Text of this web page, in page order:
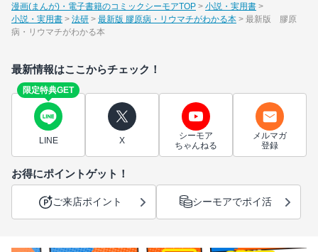
漫画(まんが)・電子書籍のコミックシーモアTOP
小説・実用書
小説・実用書
法研 最新版 膠原病・リウマチがわかる本
最新版 膠原
病・リウマチがわかる本
最新情報はここからチェック！
限定特典GET
LINE X
シーモア
ちゃんねる
メルマガ
登録
お得にポイントゲット！
ご来店ポイント シーモアでポイ活